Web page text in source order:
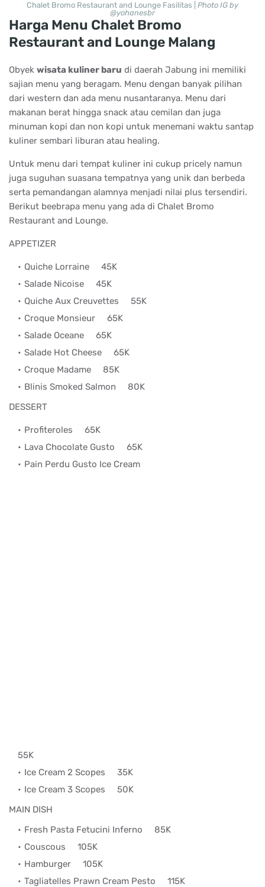
Chalet Bromo Restaurant and Lounge Fasilitas | Photo IG by
@yohanesbr
Harga Menu Chalet Bromo
Restaurant and Lounge Malang
Obyek wisata kuliner baru di daerah Jabung ini memiliki
sajian menu yang beragam. Menu dengan banyak pilihan
dari western dan ada menu nusantaranya. Menu dari
makanan berat hingga snack atau cemilan dan juga
minuman kopi dan non kopi untuk menemani waktu santap
kuliner sembari liburan atau healing.
Untuk menu dari tempat kuliner ini cukup pricely namun
juga suguhan suasana tempatnya yang unik dan berbeda
serta pemandangan alamnya menjadi nilai plus tersendiri.
Berikut beebrapa menu yang ada di Chalet Bromo
Restaurant and Lounge.
APPETIZER
Quiche Lorraine
45K
Salade Nicoise
45K
Quiche Aux Creuvettes
55K
Croque Monsieur
65K
Salade Oceane
65K
Salade Hot Cheese
65K
Croque Madame
85K
Blinis Smoked Salmon
80K
DESSERT
Profiteroles
65K
Lava Chocolate Gusto
65K
Pain Perdu Gusto Ice Cream
55K
Ice Cream 2 Scopes
35K
Ice Cream 3 Scopes
50K
MAIN DISH
Fresh Pasta Fetucini Inferno
85K
Couscous
105K
Hamburger
105K
Tagliatelles Prawn Cream Pesto
115K